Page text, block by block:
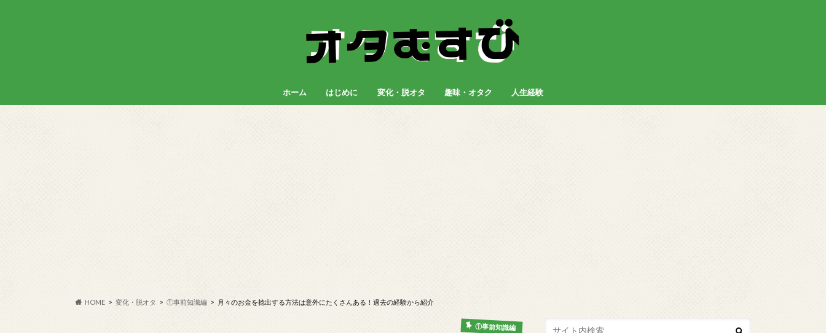
ホーム はじめに 変化・脱オタ 趣味・オタク 人生経験
HOME 変化・脱オタ ①事前知識編 月々のお金を捻出する方法は意外にたくさんある！過去の経験から紹介
①事前知識編